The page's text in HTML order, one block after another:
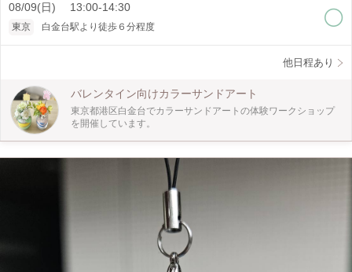
08/09(日) 13:00-14:30
東京 白金台駅より徒歩６分程度
他日程あり
バレンタイン向けカラーサンドアート
東京都港区白金台でカラーサンドアートの体験ワークショップ
を開催しています。